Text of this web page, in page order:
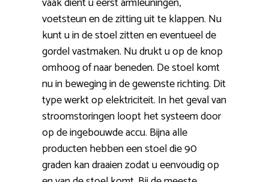
voetsteun en de zitting uit te klappen. Nu
kunt u in de stoel zitten en eventueel de
gordel vastmaken. Nu drukt u op de knop
omhoog of naar beneden. De stoel komt
nu in beweging in de gewenste richting. Dit
type werkt op elektriciteit. In het geval van
stroomstoringen loopt het systeem door
op de ingebouwde accu. Bijna alle
producten hebben een stoel die 90
graden kan draaien zodat u eenvoudig op